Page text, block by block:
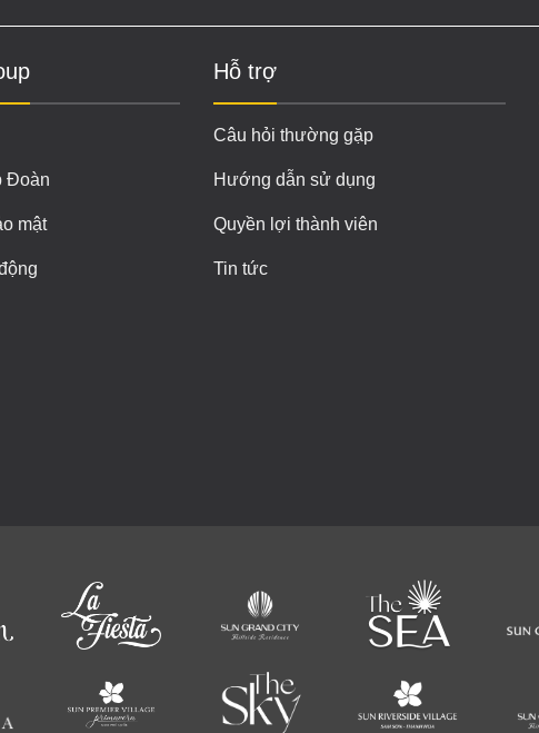
Đoàn
mật
Hỗ trợ
Câu hỏi thường gặp
Hướng dẫn sử dụng
Quyền lợi thành viên
Tin tức